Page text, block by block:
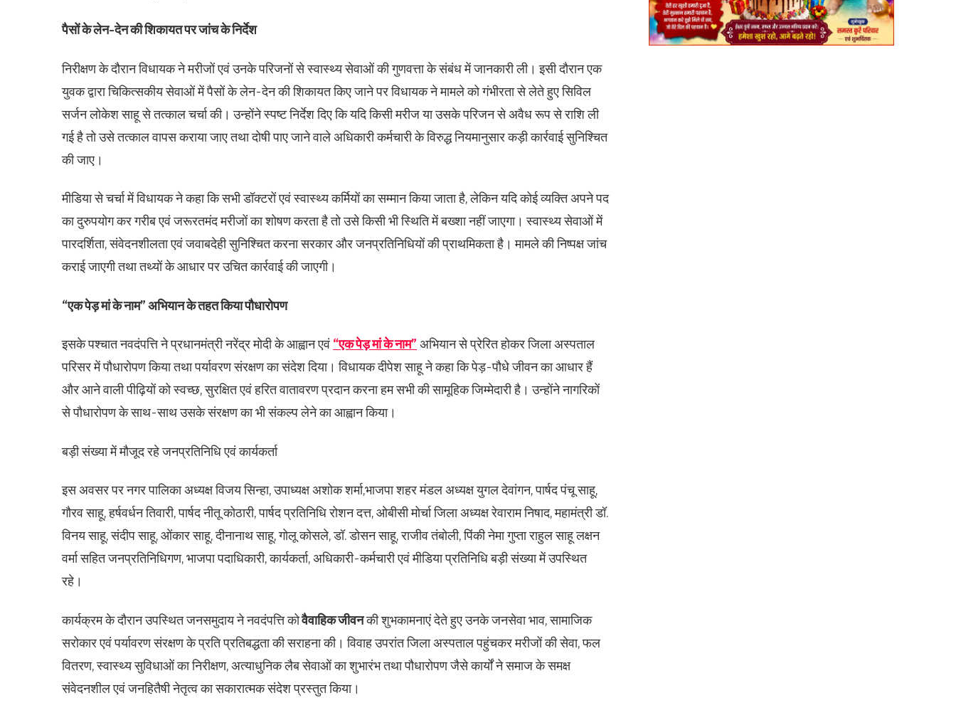
पैसों के लेन-देन की शिकायत पर जांच के निर्देश
निरीक्षण के दौरान विधायक ने मरीजों एवं उनके परिजनों से स्वास्थ्य सेवाओं की गुणवत्ता के संबंध में जानकारी ली। इसी दौरान एक
युवक द्वारा चिकित्सकीय सेवाओं में पैसों के लेन-देन की शिकायत किए जाने पर विधायक ने मामले को गंभीरता से लेते हुए सिविल
सर्जन लोकेश साहू से तत्काल चर्चा की। उन्होंने स्पष्ट निर्देश दिए कि यदि किसी मरीज या उसके परिजन से अवैध रूप से राशि ली
गई है तो उसे तत्काल वापस कराया जाए तथा दोषी पाए जाने वाले अधिकारी कर्मचारी के विरुद्ध नियमानुसार कड़ी कार्रवाई सुनिश्चित
की जाए।
मीडिया से चर्चा में विधायक ने कहा कि सभी डॉक्टरों एवं स्वास्थ्य कर्मियों का सम्मान किया जाता है, लेकिन यदि कोई व्यक्ति अपने पद
का दुरुपयोग कर गरीब एवं जरूरतमंद मरीजों का शोषण करता है तो उसे किसी भी स्थिति में बख्शा नहीं जाएगा। स्वास्थ्य सेवाओं में
पारदर्शिता, संवेदनशीलता एवं जवाबदेही सुनिश्चित करना सरकार और जनप्रतिनिधियों की प्राथमिकता है। मामले की निष्पक्ष जांच
कराई जाएगी तथा तथ्यों के आधार पर उचित कार्रवाई की जाएगी।
“एक पेड़ मां के नाम” अभियान के तहत किया पौधारोपण
इसके पश्चात नवदंपत्ति ने प्रधानमंत्री नरेंद्र मोदी के आह्वान एवं “एक पेड़ मां के नाम” अभियान से प्रेरित होकर जिला अस्पताल
परिसर में पौधारोपण किया तथा पर्यावरण संरक्षण का संदेश दिया। विधायक दीपेश साहू ने कहा कि पेड़-पौधे जीवन का आधार हैं
और आने वाली पीढ़ियों को स्वच्छ, सुरक्षित एवं हरित वातावरण प्रदान करना हम सभी की सामूहिक जिम्मेदारी है। उन्होंने नागरिकों
से पौधारोपण के साथ-साथ उसके संरक्षण का भी संकल्प लेने का आह्वान किया।
बड़ी संख्या में मौजूद रहे जनप्रतिनिधि एवं कार्यकर्ता
इस अवसर पर नगर पालिका अध्यक्ष विजय सिन्हा, उपाध्यक्ष अशोक शर्मा,भाजपा शहर मंडल अध्यक्ष युगल देवांगन, पार्षद पंचू साहू,
गौरव साहू, हर्षवर्धन तिवारी, पार्षद नीतू कोठारी, पार्षद प्रतिनिधि रोशन दत्त, ओबीसी मोर्चा जिला अध्यक्ष रेवाराम निषाद, महामंत्री डॉ.
विनय साहू, संदीप साहू, ओंकार साहू, दीनानाथ साहू, गोलू कोसले, डॉ. डोसन साहू, राजीव तंबोली, पिंकी नेमा गुप्ता राहुल साहू लक्षन
वर्मा सहित जनप्रतिनिधिगण, भाजपा पदाधिकारी, कार्यकर्ता, अधिकारी-कर्मचारी एवं मीडिया प्रतिनिधि बड़ी संख्या में उपस्थित
रहे।
कार्यक्रम के दौरान उपस्थित जनसमुदाय ने नवदंपत्ति कोवैवाहिक जीवनकी शुभकामनाएं देते हुए उनके जनसेवा भाव, सामाजिक
सरोकार एवं पर्यावरण संरक्षण के प्रति प्रतिबद्धता की सराहना की। विवाह उपरांत जिला अस्पताल पहुंचकर मरीजों की सेवा, फल
वितरण, स्वास्थ्य सुविधाओं का निरीक्षण, अत्याधुनिक लैब सेवाओं का शुभारंभ तथा पौधारोपण जैसे कार्यों ने समाज के समक्ष
संवेदनशील एवं जनहितैषी नेतृत्व का सकारात्मक संदेश प्रस्तुत किया।